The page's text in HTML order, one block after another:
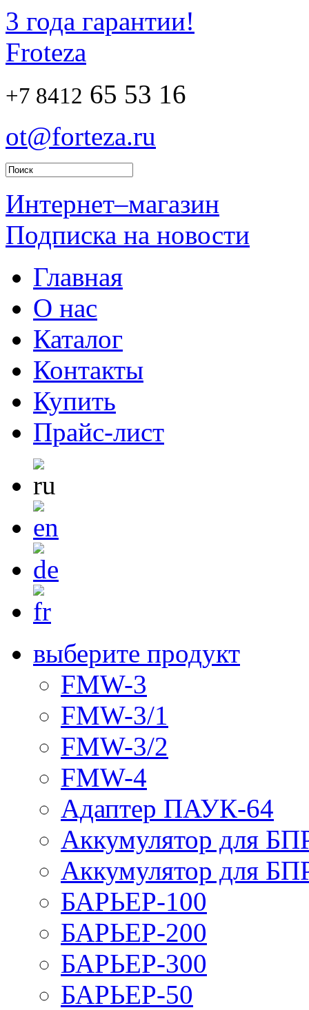
3 года гарантии!
Froteza
+7 8412 65 53 16
ot@forteza.ru
Интернет–магазин
Подписка на новости
Главная
О нас
Каталог
Контакты
Купить
Прайс-лист
выберите продукт
FMW-3
FMW-3/1
FMW-3/2
FMW-4
Адаптер ПАУК-64
Аккумулятор для
Аккумулятор для
БАРЬЕР-100
БАРЬЕР-200
БАРЬЕР-300
БАРЬЕР-50